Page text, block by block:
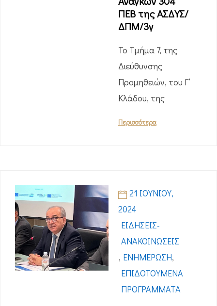
ΠΕΒ της ΑΣΔΥΣ/
ΔΠΜ/3γ
Το Τμήμα 7, της
Διεύθυνσης
Προμηθειών, του Γ’
Κλάδου, της
Περισσότερα
21 ΙΟΥΝΊΟΥ,
2024
ΕΙΔΉΣΕΙΣ-
ΑΝΑΚΟΙΝΏΣΕΙΣ
, ΕΝΗΜΈΡΩΣΗ,
ΕΠΙΔΟΤΟΎΜΕΝΑ
ΠΡΟΓΡΆΜΜΑΤΑ